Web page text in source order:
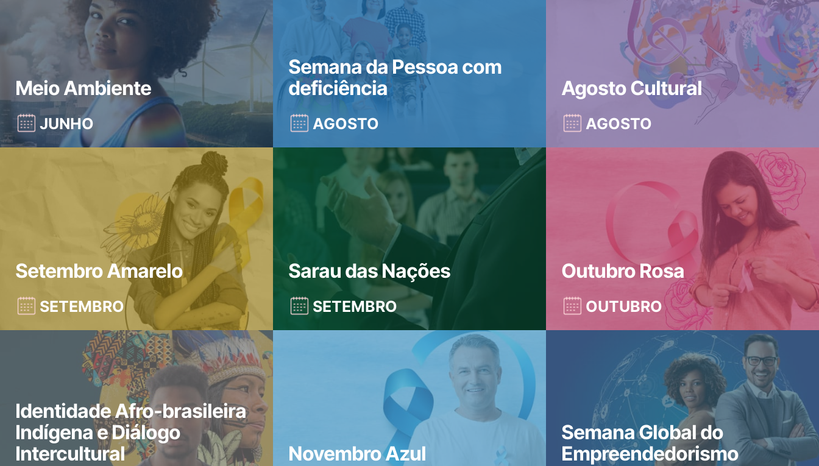
Meio Ambiente
JUNHO
Semana da Pessoa com
deficiência
AGOSTO
Agosto Cultural
AGOSTO
Setembro Amarelo
SETEMBRO
Sarau das Nações
SETEMBRO
Outubro Rosa
OUTUBRO
Identidade Afro-brasileira
Indígena e Diálogo
Intercultural
Novembro Azul
Semana Global do
Empreendedorismo